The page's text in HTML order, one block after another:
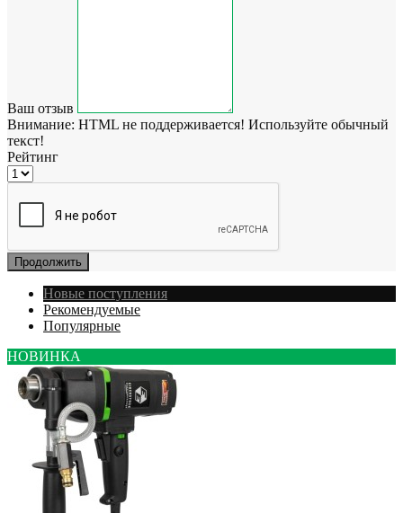
Ваш отзыв
Внимание: HTML не поддерживается! Используйте обычный
текст!
Рейтинг
Продолжить
Новые поступления
Рекомендуемые
Популярные
НОВИНКА